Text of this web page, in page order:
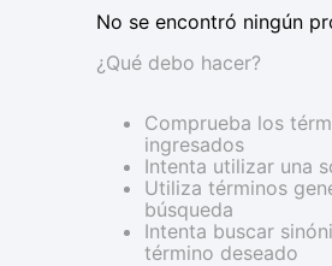
No se encontró ningún
¿Qué debo hacer?
Comprueba los
ingresados
Intenta utilizar una
Utiliza términos
búsqueda
Intenta buscar
término deseado